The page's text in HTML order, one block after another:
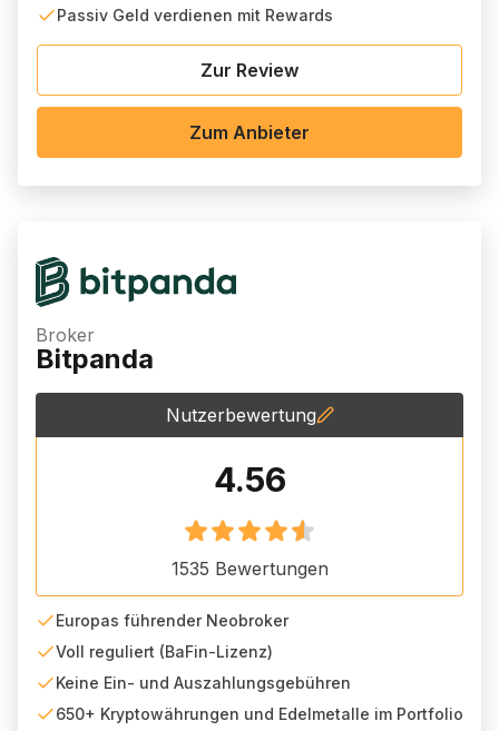
Passiv Geld verdienen mit Rewards
Zur Review
Zum Anbieter
Broker
Bitpanda
Nutzerbewertung
4.56
1535 Bewertungen
Europas führender Neobroker
Voll reguliert (BaFin-Lizenz)
Keine Ein- und Auszahlungsgebühren
650+ Kryptowährungen und Edelmetalle im Portfolio